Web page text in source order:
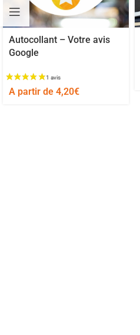
Autocollant – Votre avis
Google
A partir de 4,20€